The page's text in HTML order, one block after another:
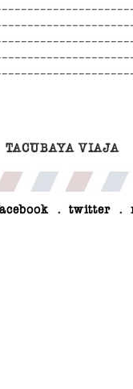
TACUBAYA VIAJA
. twitter .